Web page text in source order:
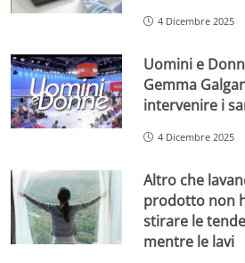
4 Dicembre 2025
Uomini e
Gemma
intervenire i
4 Dicembre 2025
Altro che
prodotto non
stirare le
mentre le lavi